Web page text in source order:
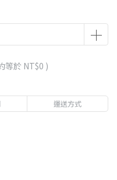
等於 NT$0 )
運送方式